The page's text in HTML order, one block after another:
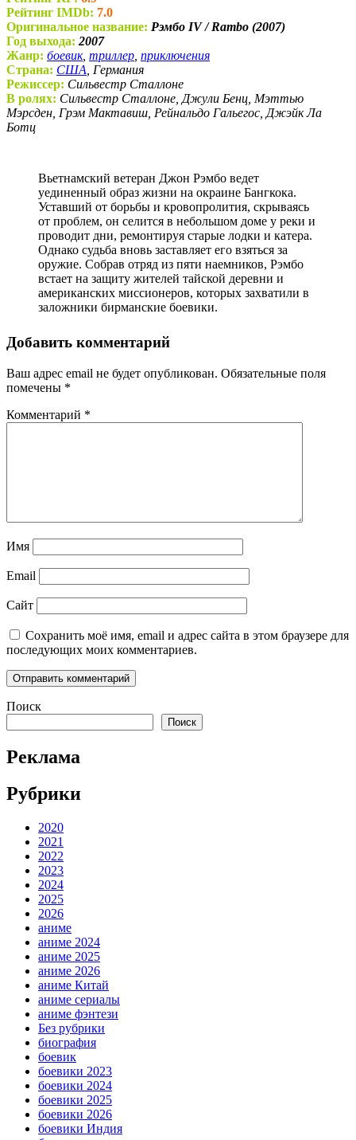
Рейтинг IMDb: 7.0
Оригинальное название: Рэмбо IV / Rambo (2007)
Год выхода: 2007
Жанр: боевик, триллер приключения
Страна: США , Германия
Режиссер: Сильвестр Сталлоне
В ролях: Сильвестр Сталлоне, Джули Бенц, Мэттью
Мэрсден, Грэм Мактавиш, Рейнальдо Гальегос, Джэйк Ла
Ботц
Вьетнамский ветеран Джон Рэмбо ведет
уединенный образ жизни на окраине Бангкока.
Уставший от борьбы и кровопролития, скрываясь
от проблем, он селится в небольшом доме у реки и
проводит дни, ремонтируя старые лодки и катера.
Однако судьба вновь заставляет его взяться за
оружие. Собрав отряд из пяти наемников, Рэмбо
встает на защиту жителей тайской деревни и
американских миссионеров, которых захватили в
заложники бирманские боевики.
Добавить комментарий
Ваш адрес email не будет опубликован. Обязательные поля
помечены *
Комментарий *
Имя
Email
Сайт
Сохранить моё имя, email и адрес сайта в этом браузере для
последующих моих комментариев.
Поиск
Поиск
Реклама
Рубрики
2020
2021
2022
2023
2024
2025
2026
аниме
аниме 2024
аниме 2025
аниме 2026
аниме Китай
аниме сериалы
аниме фэнтези
Без рубрики
биография
боевик
боевики 2023
боевики 2024
боевики 2025
боевики 2026
боевики Индия